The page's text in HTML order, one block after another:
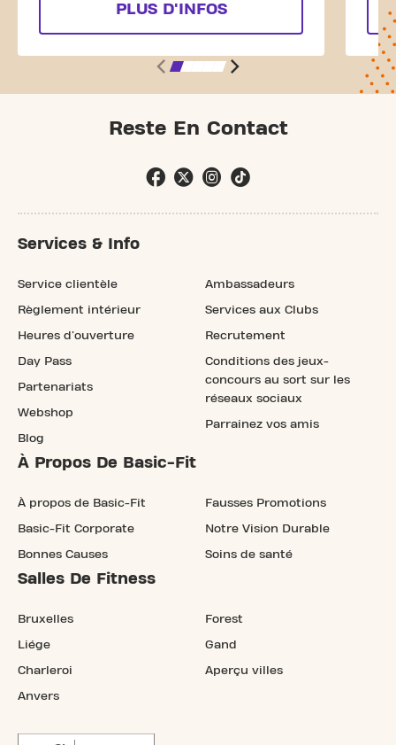
PLUS D'INFOS
Reste En Contact
Services & Info
Service clientèle
Règlement intérieur
Heures d'ouverture
Day Pass
Partenariats
Webshop
Blog
Ambassadeurs
Services aux Clubs
Recrutement
Conditions des jeux-
concours au sort sur les
réseaux sociaux
Parrainez vos amis
À Propos De Basic-Fit
À propos de Basic-Fit
Basic-Fit Corporate
Bonnes Causes
Fausses Promotions
Notre Vision Durable
Soins de santé
Salles De Fitness
Bruxelles
Liége
Charleroi
Anvers
Forest
Gand
Aperçu villes